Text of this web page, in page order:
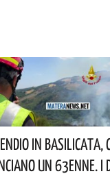
In Basilicata,
Un 63enne.